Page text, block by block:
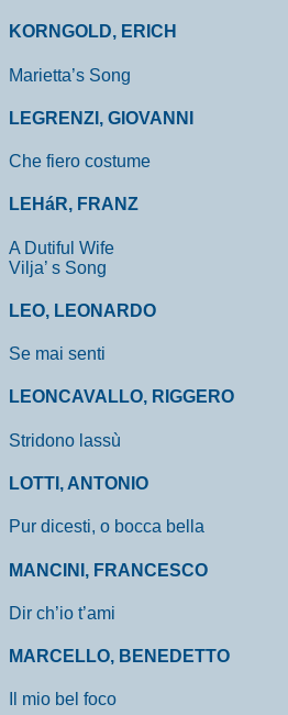
KORNGOLD, ERICH
Marietta’s Song
LEGRENZI, GIOVANNI
Che fiero costume
LEHáR, FRANZ
A Dutiful Wife
Vilja’ s Song
LEO, LEONARDO
Se mai senti
LEONCAVALLO, RIGGERO
Stridono lassù
LOTTI, ANTONIO
Pur dicesti, o bocca bella
MANCINI, FRANCESCO
Dir ch’io t’ami
MARCELLO, BENEDETTO
Il mio bel foco